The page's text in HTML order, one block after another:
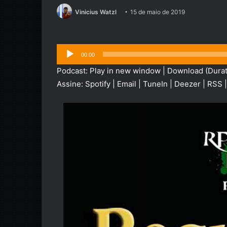
Vinicius Watzl 15 de maio de 2019
Tocador
de
áudio
00:00
Podcast: Play in new window Download
Assine: Spotify Email TuneIn Deezer RSS